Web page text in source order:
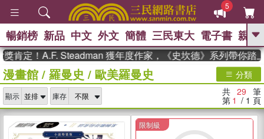
5
GO
熱搜： 東野圭吾 高希均教授回憶錄
、 The Odyssey 、 父親節 、 如果歷
國際布克
獎 臺灣漫遊錄 、 方念華 、 台灣的李
登輝時代 、 數學女孩：黎曼猜想 、
偉大的迷走神經
暢銷榜 新品 中文 外文 簡體 三民東大 電子書 親子
！A.F. Steadman 獲年度作家，《史坎德》系列帶你踏上熱
漫畫館/ 羅曼史 / 歐美羅曼史 分類
顯示 庫存 共 29 筆
第 1 / 1 頁
限制級